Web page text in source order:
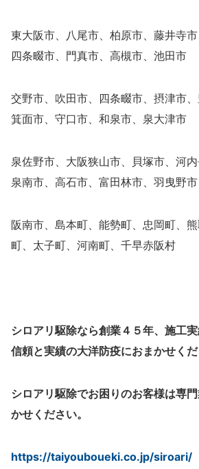
東大阪市、八尾市、柏原市、藤井寺市
四条畷市、門真市、高槻市、池田市
交野市、吹田市、四条畷市、摂津市、
箕面市、守口市、和泉市、泉大津市
泉佐野市、大阪狭山市、貝塚市、河内
泉南市、高石市、富田林市、羽曳野市
阪南市、島本町、能勢町、忠岡町、
町、太子町、河南町、千早赤阪村
シロアリ駆除なら創業４５年、施工
信頼と実績の大洋防疫におまかせくだ
シロアリ駆除でお困りのお客様は専
かせください。
https://taiyouboueki.co.jp/siroari/